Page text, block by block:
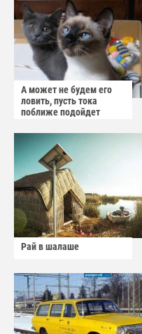
А может не будем его
ловить, пусть тока
поближе подойдет
Рай в шалаше